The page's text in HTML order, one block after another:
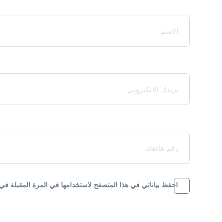
احفظ بياناتي في هذا المتصفح لاستخدامها في المرة المقبلة